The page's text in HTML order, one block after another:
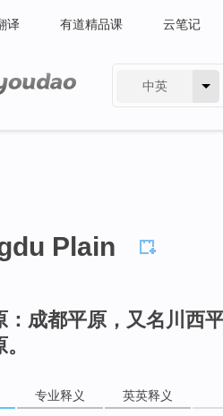
译 有道精品课 云笔记
中英
Plain
：成都平原，又名川西
专业释义 英英释义